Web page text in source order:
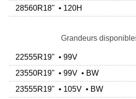
28560R18" • 120H
Grandeurs
22555R19" • 99V
23550R19" • 99V • BW
23555R19" • 105V • BW